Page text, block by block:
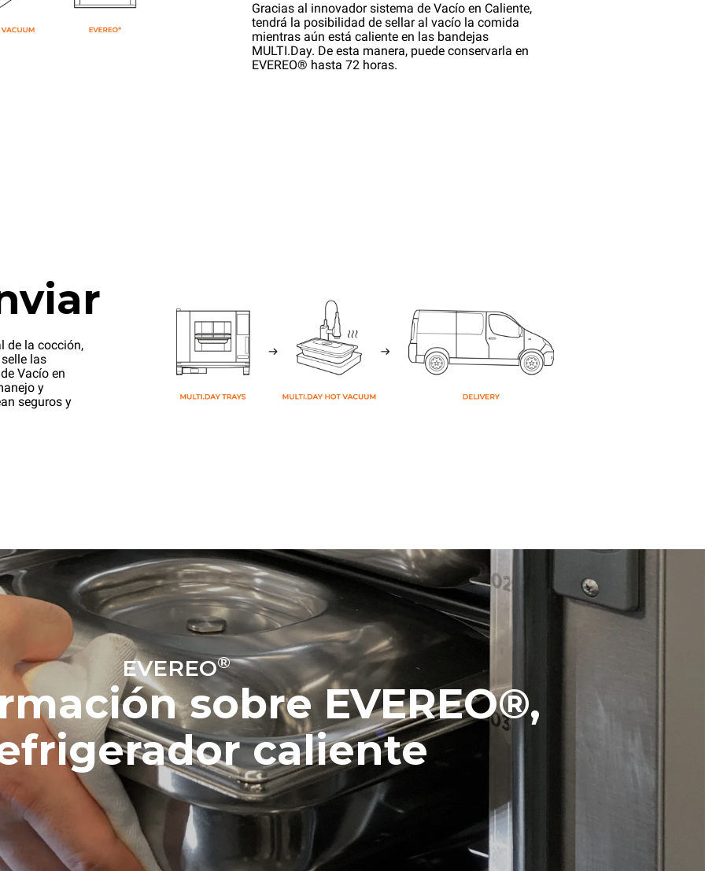
Gracias al innovador sistema de Vacío en Caliente,
tendrá la posibilidad de sellar al vacío la comida
mientras aún está caliente en las bandejas
MULTI.Day. De esta manera, puede conservarla en
EVEREO® hasta 72 horas.
de la cocción,
las
Vacío en
y
seguros y
EVEREO®
sobre EVEREO®,
caliente